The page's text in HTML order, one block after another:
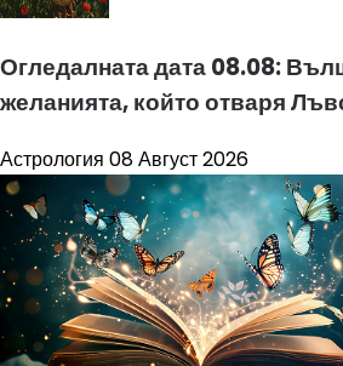
Огледалната дата 08.08:
желанията, който отваря
Астрология 08 Август 2026